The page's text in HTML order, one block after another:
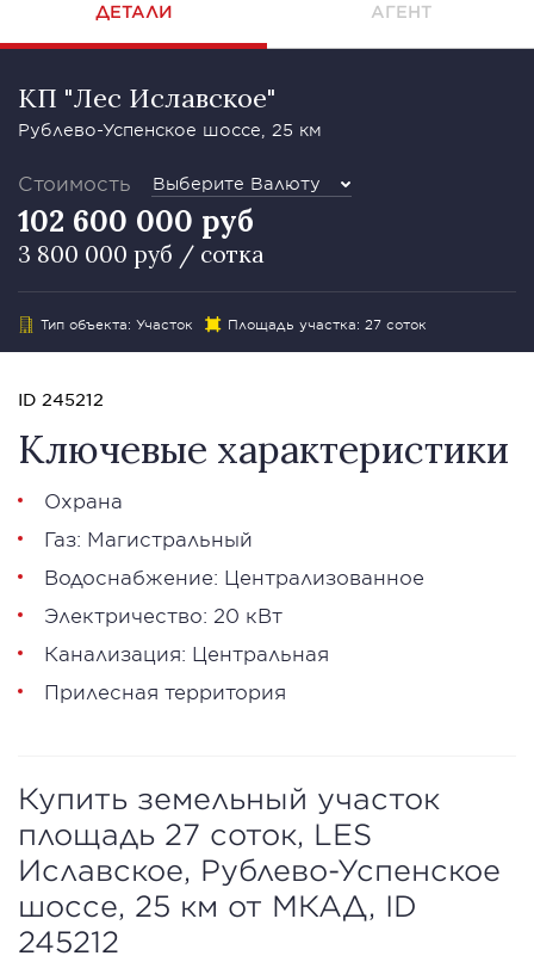
ДЕТАЛИ АГЕНТ
КП "Лес Иславское"
Рублево-Успенское шоссе, 25 км
Стоимость Выберите Валюту
102 600 000 руб
3 800 000 руб / сотка
Тип объекта: Участок Площадь участка: 27 соток
ID 245212
Ключевые характеристики
Охрана
Газ: Магистральный
Водоснабжение: Централизованное
Электричество: 20 кВт
Канализация: Центральная
Прилесная территория
Купить земельный участок
площадь 27 соток, LES
Иславское, Рублево-Успенское
шоссе, 25 км от МКАД, ID
245212